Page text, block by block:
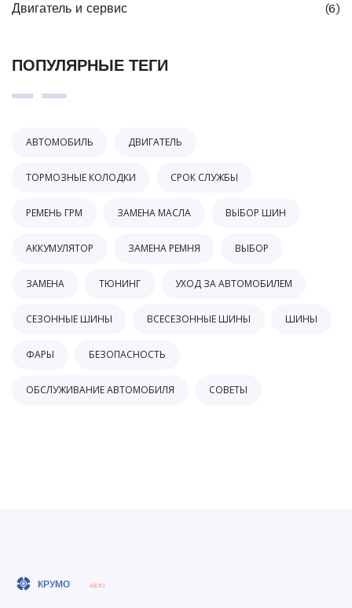
Двигатель и сервис
(6)
ПОПУЛЯРНЫЕ ТЕГИ
АВТОМОБИЛЬ ДВИГАТЕЛЬ
ТОРМОЗНЫЕ КОЛОДКИ СРОК СЛУЖБЫ
РЕМЕНЬ ГРМ ЗАМЕНА МАСЛА ВЫБОР ШИН
АККУМУЛЯТОР ЗАМЕНА РЕМНЯ ВЫБОР
ЗАМЕНА ТЮНИНГ УХОД ЗА АВТОМОБИЛЕМ
СЕЗОННЫЕ ШИНЫ ВСЕСЕЗОННЫЕ ШИНЫ ШИНЫ
ФАРЫ БЕЗОПАСНОСТЬ
ОБСЛУЖИВАНИЕ АВТОМОБИЛЯ СОВЕТЫ